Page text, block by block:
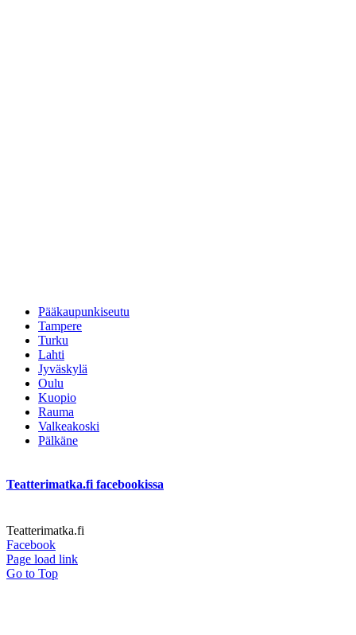
Pääkaupunkiseutu
Tampere
Turku
Lahti
Jyväskylä
Oulu
Kuopio
Rauma
Valkeakoski
Pälkäne
Teatterimatka.fi facebookissa
Teatterimatka.fi
Facebook
Page load link
Go to Top